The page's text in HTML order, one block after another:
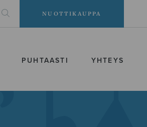
NUOTTIKAUPPA
PUHTAASTI YHTEYS